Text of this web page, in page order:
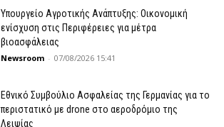
Υπουργείο Αγροτικής Ανάπτυξης: Οικονομική
ενίσχυση στις Περιφέρειες για μέτρα
βιοασφάλειας
Newsroom - 07/08/2026 15:41
Εθνικό Συμβούλιο Ασφαλείας της Γερμανίας για το
περιστατικό με drone στο αεροδρόμιο της
Λειψίας